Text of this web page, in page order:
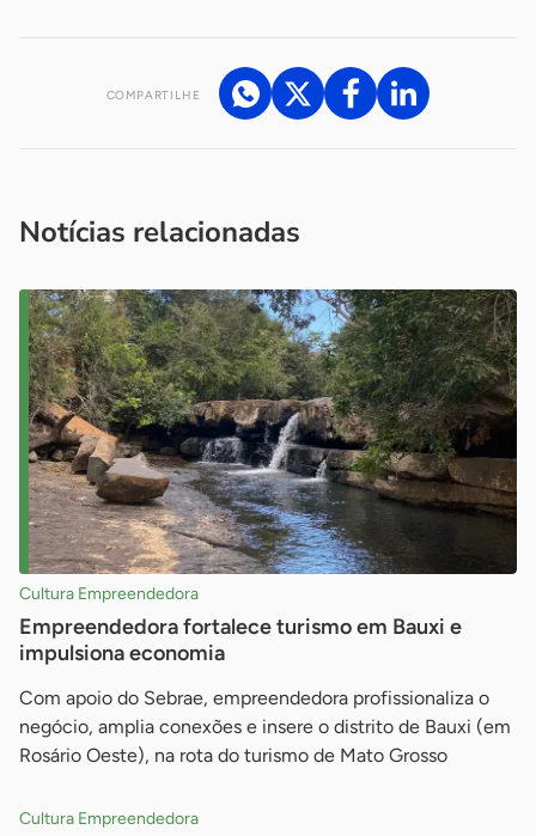
COMPARTILHE
Notícias relacionadas
Cultura Empreendedora
Empreendedora fortalece turismo em Bauxi e
impulsiona economia
Com apoio do Sebrae, empreendedora profissionaliza o
negócio, amplia conexões e insere o distrito de Bauxi (em
Rosário Oeste), na rota do turismo de Mato Grosso
Cultura Empreendedora